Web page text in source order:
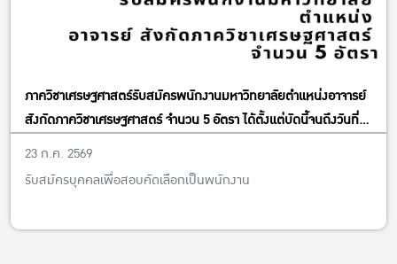
ภาควิชาเศรษฐศาสตร์รับสมัครพนักงานมหาวิทยาลัยตำแหน่งอาจารย์
สังกัดภาควิชาเศรษฐศาสตร์ จำนวน 5 อัตรา ได้ตั้งแต่บัดนี้จนถึงวันที่
13 พฤศจิกายน พ.ศ. 2569
23 ก.ค. 2569
รับสมัครบุคคลเพื่อสอบคัดเลือกเป็นพนักงาน